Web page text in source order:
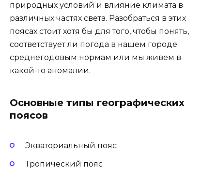
природных условий и влияние климата в
различных частях света. Разобраться в этих
пояcах стоит хотя бы для того, чтобы понять,
соответствует ли погода в нашем городе
среднегодовым нормам или мы живем в
какой-то аномалии.
Основные типы географических
поясов
Экваториальный пояс
Тропический пояс